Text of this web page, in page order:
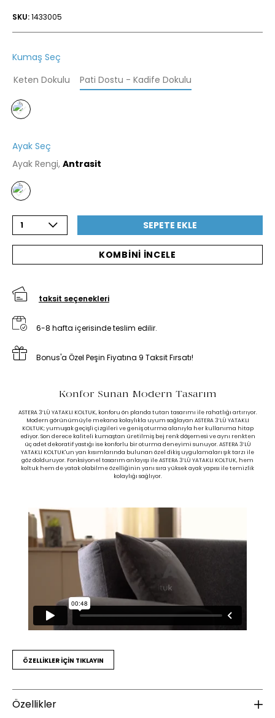
SKU:1433005
Kumaş Seç
Keten Dokulu
Pati Dostu - Kadife Dokulu
Ayak Seç
Ayak Rengi, Antrasit
1 SEPETE EKLE
KOMBİNİ İNCELE
taksit seçenekleri
6-8 hafta içerisinde teslim edilir.
Bonus'a Özel Peşin Fiyatına 9 Taksit Fırsatı!
Konfor Sunan Modern Tasarım
ASTERA 3’LÜ YATAKLI KOLTUK, konforu ön planda tutan tasarımı ile rahatlığı artırıyor.
Modern görünümüyle mekana kolaylıkla uyum sağlayan ASTERA 3’LÜ YATAKLI
KOLTUK; yumuşak geçişli çizgileri ve geniş oturma alanıyla her kullanıma hitap
ediyor. Son derece kaliteli kumaştan üretilmiş bej renk döşemesi ve aynı renkten
üç adet dekoratif yastığı ise konforlu bir oturma deneyimi sunuyor. ASTERA 3’LÜ
YATAKLI KOLTUK'un yan kısımlarında bulunan özel dikiş uygulamaları şık tarzı ile
göz dolduruyor. Fonksiyonel tasarım anlayışı ile ASTERA 3’LÜ YATAKLI KOLTUK, hem
koltuk hem de yatak olabilme özelliğinin yanı sıra yüksek ayak yapısı ile temizlik
kolaylığı sağlıyor.
ÖZELLİKLER İÇİN TIKLAYIN
Özellikler